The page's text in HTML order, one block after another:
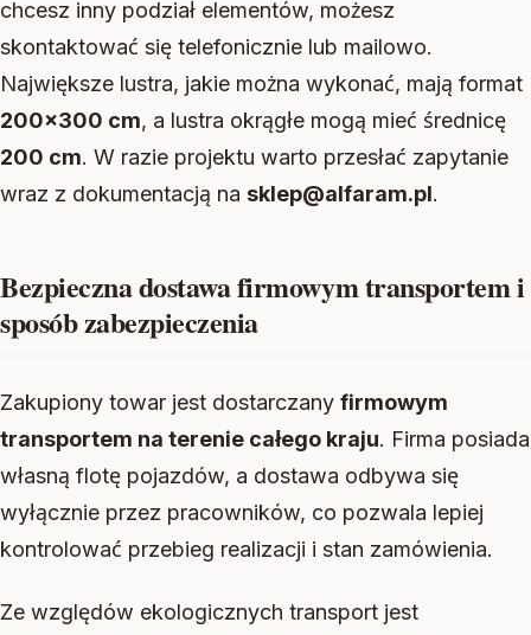
chcesz inny podział elementów, możesz
skontaktować się telefonicznie lub mailowo.
Największe lustra, jakie można wykonać, mają format
200×300 cm, a lustra okrągłe mogą mieć średnicę
200 cm. W razie projektu warto przesłać zapytanie
wraz z dokumentacją na sklep@alfaram.pl.
Bezpieczna dostawa firmowym transportem i
sposób zabezpieczenia
Zakupiony towar jest dostarczany firmowym
transportem na terenie całego kraju. Firma posiada
własną flotę pojazdów, a dostawa odbywa się
wyłącznie przez pracowników, co pozwala lepiej
kontrolować przebieg realizacji i stan zamówienia.
Ze względów ekologicznych transport jest